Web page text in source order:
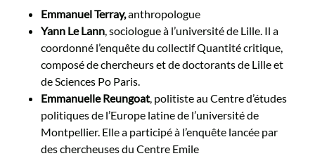
Emmanuel Terray,anthropologue
Yann Le Lann, sociologue à l’université de Lille. Il a
coordonné l’enquête du collectif Quantité critique,
composé de chercheurs et de doctorants de Lille et
de Sciences Po Paris.
Emmanuelle Reungoat, politiste au Centre d’études
politiques de l’Europe latine de l’université de
Montpellier. Elle a participé à l’enquête lancée par
des chercheuses du Centre Emile